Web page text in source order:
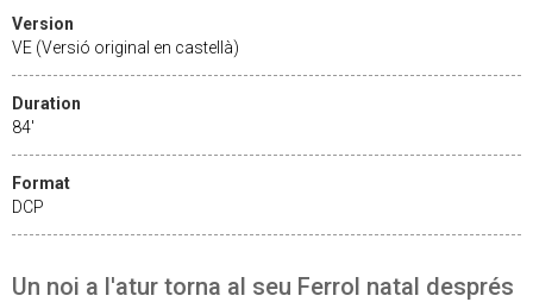
Version
VE (Versió original en castellà)
Duration
84'
Format
DCP
Un noi a l'atur torna al seu Ferrol natal després